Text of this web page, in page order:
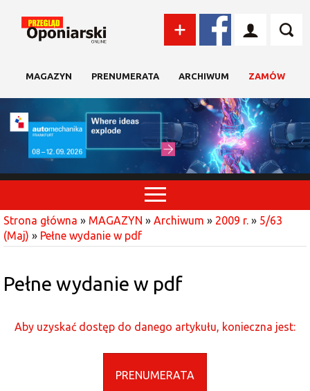
MAGAZYN PRENUMERATA ARCHIWUM ZAMÓW
Strona główna » MAGAZYN » Archiwum » 2009 r. » 5/63
(Maj) » Pełne wydanie w pdf
Pełne wydanie w pdf
Aby uzyskać dostęp do danego artykułu, konieczna jest:
PRENUMERATA